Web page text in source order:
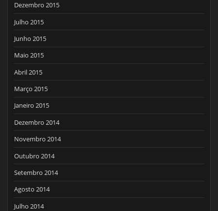
Dezembro 2015
Julho 2015
Junho 2015
Maio 2015
Abril 2015
Março 2015
Janeiro 2015
Dezembro 2014
Novembro 2014
Outubro 2014
Setembro 2014
Agosto 2014
Julho 2014